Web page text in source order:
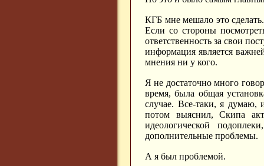
КГБ мне мешало это
Если со стороны
ответственность за свои
информация является
мнения ни у кого.
Я не достаточно много
время, была общая
случае. Все-таки, я думаю,
потом выяснил, Скипа
идеологической
дополнительные проблемы.
А я был проблемой.